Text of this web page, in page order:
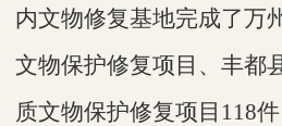
内文物修复基地完成了万
文物保护修复项目、丰都
质文物保护修复项目 118